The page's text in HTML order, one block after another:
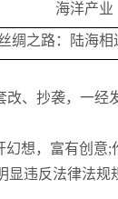
海洋产业
绸之路：陆海相
、抄袭，一经
想，富有创意;
显违反法律法